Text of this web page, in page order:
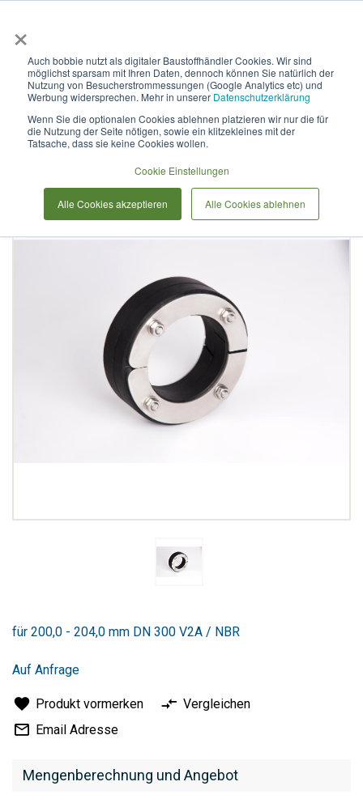
×
Auch bobbie nutzt als digitaler Baustoffhändler Cookies. Wir sind
möglichst sparsam mit Ihren Daten, dennoch können Sie natürlich der
Nutzung von Besucherstrommessungen (Google Analytics etc) und
Werbung widersprechen. Mehr in unserer Datenschutzerklärung
Wenn Sie die optionalen Cookies ablehnen platzieren wir nur die für
die Nutzung der Seite nötigen, sowie ein klitzekleines mit der
Tatsache, dass sie keine Cookies wollen.
Cookie Einstellungen
Alle Cookies akzeptieren Alle Cookies ablehnen
HKD Dichtungseinsatz Domo-
DW-T für 200,0 - 204,0 mm
DN 300 V2A / NBR
Bildergalerie
der
springen
Mengenberechnung und Angebot
für 200,0 - 204,0 mm DN 300 V2A / NBR
Auf Anfrage
Produkt vormerken
Vergleichen
Email Adresse